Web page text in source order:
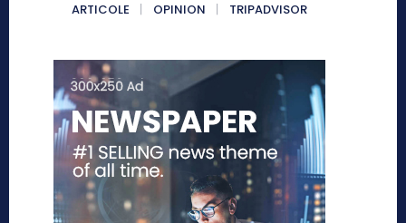
ARTICOLE OPINION TRIPADVISOR